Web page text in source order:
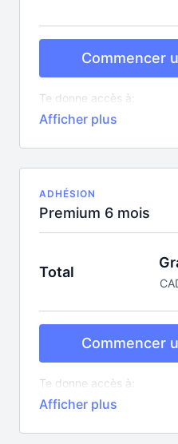
Commencer
Te donne accès à:
Tous les cours en
nouveaux par semaine)
Plus de 350 recettes
Toutes les nouveautés
ADHÉSION
Premium 6 mois
Total
Commencer
Te donne accès à:
Tous les cours en
nouveaux par semaine)
Plus de 350 recettes